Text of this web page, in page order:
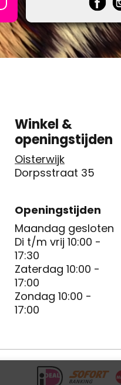
Winkel &
openingstijden
Oisterwijk
Dorpsstraat 35
Openingstijden
Maandag gesloten
Di t/m vrij 10:00 -
17:30
Zaterdag 10:00 -
17:00
Zondag 10:00 -
17:00